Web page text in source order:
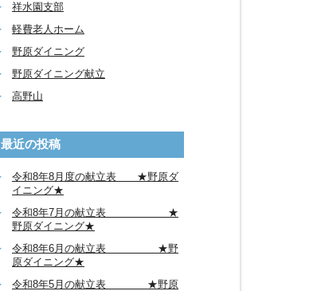
祥水園支部
軽費老人ホーム
野原ダイニング
野原ダイニング献立
高野山
最近の投稿
令和8年8月度の献立表 ★野原ダ
イニング★
令和8年7月の献立表 ★
野原ダイニング★
令和8年6月の献立表 ★野
原ダイニング★
令和8年5月の献立表 ★野原